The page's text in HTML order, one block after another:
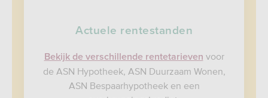
Actuele rentestanden
Bekijk de verschillende rentetarieven voor
de ASN Hypotheek, ASN Duurzaam Wonen,
ASN Bespaarhypotheek en een